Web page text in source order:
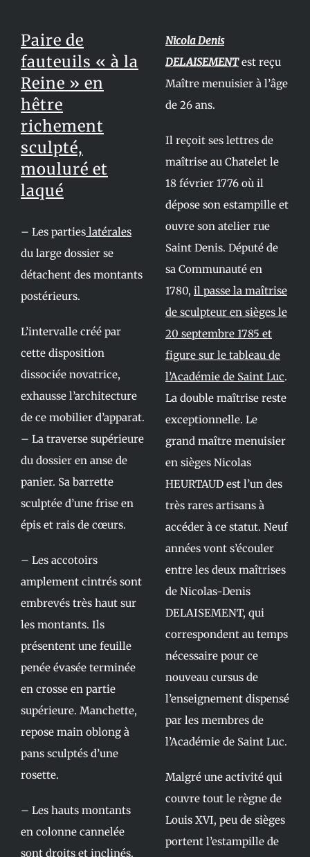
Paire de
fauteuils « à la
Reine » en
hêtre
richement
sculpté,
mouluré et
laqué
– Les partieslatérales
du large dossier se
détachent des montants
postérieurs.
L’intervalle créé par
cette disposition
dissociée novatrice,
exhausse l’architecture
de ce mobilier d’apparat.
– La traverse supérieure
du dossier en anse de
panier. Sa barrette
sculptée d’une frise en
épis et rais de cœurs.
– Les accotoirs
amplement cintrés sont
embrevés très haut sur
les montants. Ils
présentent une feuille
penée évasée terminée
en crosse en partie
supérieure. Manchette,
repose main oblong à
pans sculptés d’une
rosette.
– Les hauts montants
en colonne cannelée
sont droits et inclinés.
Nicola Denis
DELAISEMENTest reçu
Maître menuisier à l’âge
de 26 ans.
Il reçoit ses lettres de
maîtrise au Chatelet le
18 février 1776 où il
dépose son estampille et
ouvre son atelier rue
Saint Denis. Député de
sa Communauté en
1780, il passe la maîtrise
de sculpteur en sièges le
20 septembre 1785 et
figure sur le tableau de
l’Académie de Saint Luc.
La double maîtrise reste
exceptionnelle. Le
grand maître menuisier
en sièges Nicolas
HEURTAUD est l’un des
très rares artisans à
accéder à ce statut. Neuf
années vont s’écouler
entre les deux maîtrises
de Nicolas-Denis
DELAISEMENT, qui
correspondent au temps
nécessaire pour ce
nouveau cursus de
l’enseignement dispensé
par les membres de
l’Académie de Saint Luc.
Malgré une activité qui
couvre tout le règne de
Louis XVI, peu de sièges
portent l’estampille de